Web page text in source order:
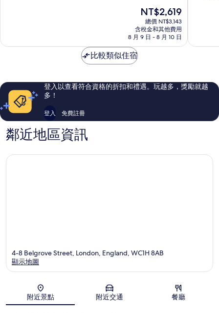
心
評
現
在
價
格
為
NT$2,619
總價 NT$3,143
含稅金和其他費用
8 月 9 日 - 8 月 10 日
A
敦
市
常
評
論
比較類似住宿
登入以查看符合資格的折扣和禮遇。玩越多，獎勵就越
多！
登入 免費註冊
鄰近地區資訊
地圖
4-8 Belgrove Street, London, England, WC1H 8AB
顯示地圖
附近景點 附近交通 餐廳